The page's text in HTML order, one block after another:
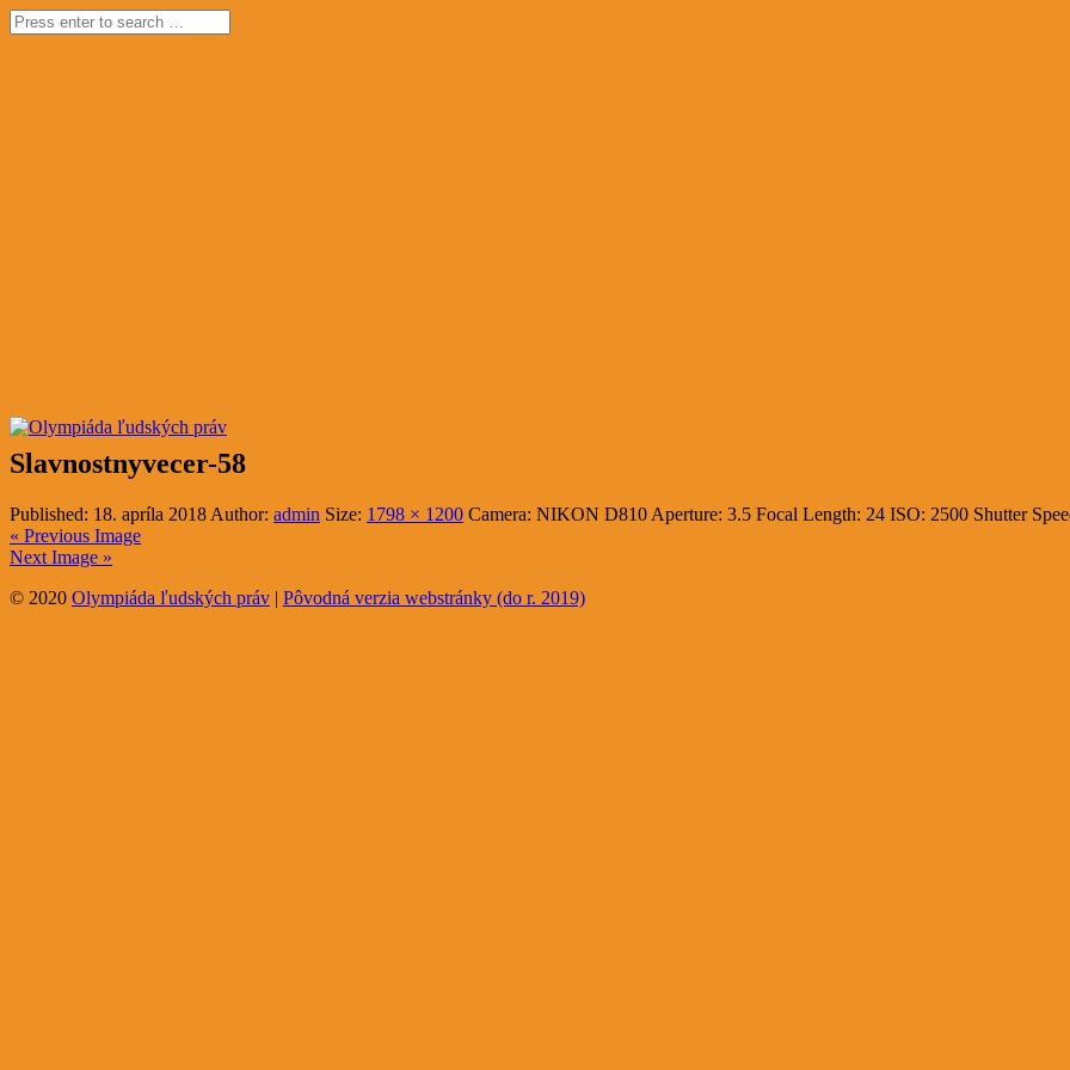
Slavnostnyvecer-58
Published: 18. apríla 2018 Author: admin Size: 1798 × 1200 Camera: NIKON D810 Aperture: 3.5 Focal Length: 24 ISO: 2500 Shutter
« Previous Image
Next Image »
© 2020 Olympiáda ľudských práv | Pôvodná verzia webstránky (do r. 2019)